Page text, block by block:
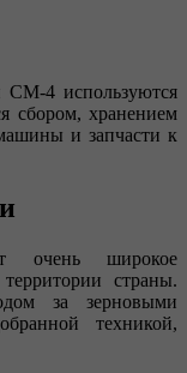
4 используются
сбором, хранением
и запчасти к
очень широкое
страны.
за зерновыми
техникой,